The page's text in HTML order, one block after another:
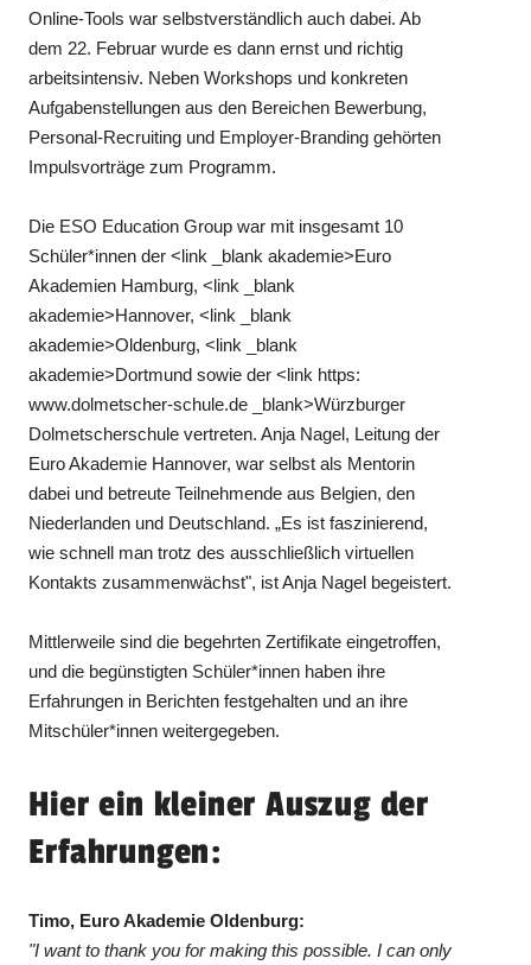
Online-Tools war selbstverständlich auch dabei. Ab
dem 22. Februar wurde es dann ernst und richtig
arbeitsintensiv. Neben Workshops und konkreten
Aufgabenstellungen aus den Bereichen Bewerbung,
Personal-Recruiting und Employer-Branding gehörten
Impulsvorträge zum Programm.
Die ESO Education Group war mit insgesamt 10
Schüler*innen der <link _blank akademie>Euro
Akademien Hamburg, <link _blank
akademie>Hannover, <link _blank
akademie>Oldenburg, <link _blank
akademie>Dortmund sowie der <link https:
www.dolmetscher-schule.de _blank>Würzburger
Dolmetscherschule vertreten. Anja Nagel, Leitung der
Euro Akademie Hannover, war selbst als Mentorin
dabei und betreute Teilnehmende aus Belgien, den
Niederlanden und Deutschland. „Es ist faszinierend,
wie schnell man trotz des ausschließlich virtuellen
Kontakts zusammenwächst", ist Anja Nagel begeistert.
Mittlerweile sind die begehrten Zertifikate eingetroffen,
und die begünstigten Schüler*innen haben ihre
Erfahrungen in Berichten festgehalten und an ihre
Mitschüler*innen weitergegeben.
Hier ein kleiner Auszug der
Erfahrungen:
Timo, Euro Akademie Oldenburg:
"I want to thank you for making this possible. I can only